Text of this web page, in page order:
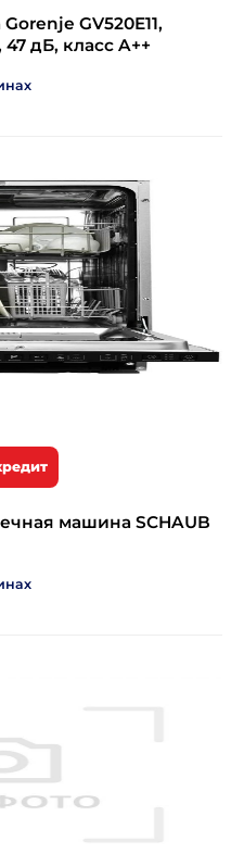
GV520E11,
дБ, класс A++
машина SCHAUB